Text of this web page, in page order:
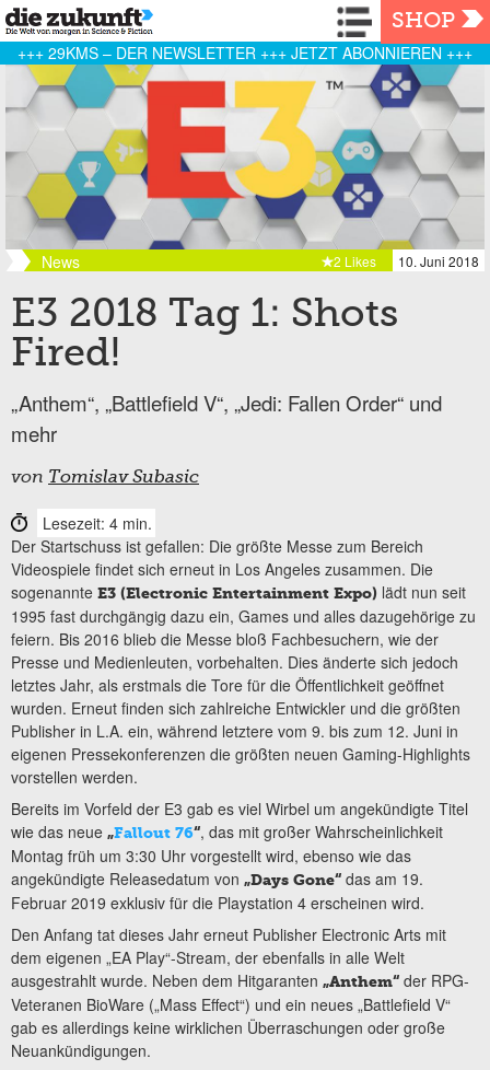
Navigation
SHOP
+++ 29KMS – DER NEWSLETTER +++ JETZT ABONNIEREN +++
News 10. Juni 2018
2 Likes
E3 2018 Tag 1: Shots
Fired!
„Anthem“, „Battlefield V“, „Jedi: Fallen Order“ und
mehr
von Tomislav Subasic
Lesezeit: 4 min.
Der Startschuss ist gefallen: Die größte Messe zum Bereich
Videospiele findet sich erneut in Los Angeles zusammen. Die
sogenannte E3 (Electronic Entertainment Expo) lädt nun seit
1995 fast durchgängig dazu ein, Games und alles dazugehörige zu
feiern. Bis 2016 blieb die Messe bloß Fachbesuchern, wie der
Presse und Medienleuten, vorbehalten. Dies änderte sich jedoch
letztes Jahr, als erstmals die Tore für die Öffentlichkeit geöffnet
wurden. Erneut finden sich zahlreiche Entwickler und die größten
Publisher in L.A. ein, während letztere vom 9. bis zum 12. Juni in
eigenen Pressekonferenzen die größten neuen Gaming-Highlights
vorstellen werden.
Bereits im Vorfeld der E3 gab es viel Wirbel um angekündigte Titel
wie das neue „Fallout 76“, das mit großer Wahrscheinlichkeit
Montag früh um 3:30 Uhr vorgestellt wird, ebenso wie das
angekündigte Releasedatum von „Days Gone“ das am 19.
Februar 2019 exklusiv für die Playstation 4 erscheinen wird.
Den Anfang tat dieses Jahr erneut Publisher Electronic Arts mit
dem eigenen „EA Play“-Stream, der ebenfalls in alle Welt
ausgestrahlt wurde. Neben dem Hitgaranten „Anthem“ der RPG-
Veteranen BioWare („Mass Effect“) und ein neues „Battlefield V“
gab es allerdings keine wirklichen Überraschungen oder große
Neuankündigungen.